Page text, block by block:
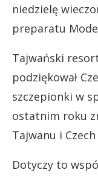
niedzielę
preparatu
Tajwański
podziękował
szczepionki w
ostatnim roku
Tajwanu i
Dotyczy to